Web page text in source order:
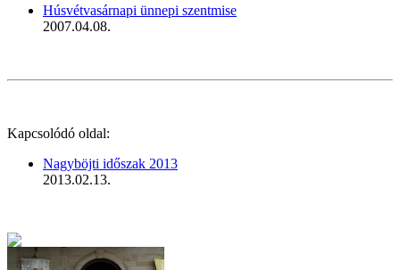
Húsvétvasárnapi ünnepi szentmise
2007.04.08.
Kapcsolódó oldal:
Nagyböjti időszak 2013
2013.02.13.